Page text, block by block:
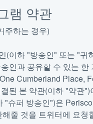
램 약관
주하는 경우)
(이하 "방송인" 또는 "
인과 공유할 수 있는
Cumberland Place,
된 본 약관(이하 "약관
"슈퍼 방송인")은
줄 것을 트위터에 요청